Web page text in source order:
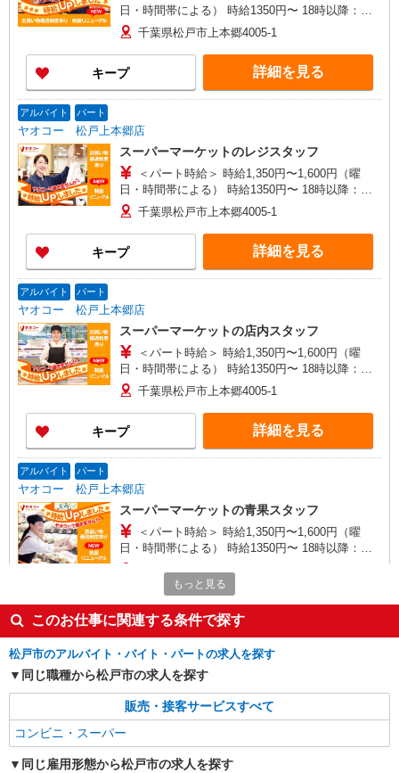
日・時間帯による） 時給1350円〜 18時以降：時
給1400円〜 19時以降：時給1500円〜 ★土曜＋100
円 ★日・祝＋100円 ※アルバイトさんの時給や募
集内容はお問い合わせください
千葉県松戸市上本郷4005-1
キープ 詳細を見る
アルバイト パート
ヤオコー 松戸上本郷店
スーパーマーケットのレジスタッフ
＜パート時給＞ 時給1,350円〜1,600円（曜
日・時間帯による） 時給1350円〜 18時以降：時
給1400円〜 19時以降：時給1500円〜 ★土曜＋100
円 ★日・祝＋100円 ※アルバイトさんの時給や募
集内容はお問い合わせください
千葉県松戸市上本郷4005-1
キープ 詳細を見る
アルバイト パート
ヤオコー 松戸上本郷店
スーパーマーケットの店内スタッフ
＜パート時給＞ 時給1,350円〜1,600円（曜
日・時間帯による） 時給1350円〜 18時以降：時
給1400円〜 19時以降：時給1500円〜 ★土曜＋100
円 ★日・祝＋100円 ※アルバイトさんの時給や募
集内容はお問い合わせください
千葉県松戸市上本郷4005-1
キープ 詳細を見る
アルバイト パート
ヤオコー 松戸上本郷店
スーパーマーケットの青果スタッフ
＜パート時給＞ 時給1,350円〜1,600円（曜
日・時間帯による） 時給1350円〜 18時以降：時
給1400円〜 19時以降：時給1500円〜 ★土曜＋100
円 ★日・祝＋100円 ※アルバイトさんの時給や募
集内容はお問い合わせください
千葉県松戸市上本郷4005-1
キープ 詳細を見る
パート
ライフ松戸二十世紀ヶ丘店（店舗コード850）
時給1,150円以上
世紀が丘中松町97
もっと見る
このお仕事に関連する条件で探す
松戸市のアルバイト・バイト・パートの求人を探す
同じ職種から松戸市の求人を探す
販売・接客サービスすべて
コンビニ・スーパー
同じ雇用形態から松戸市の求人を探す